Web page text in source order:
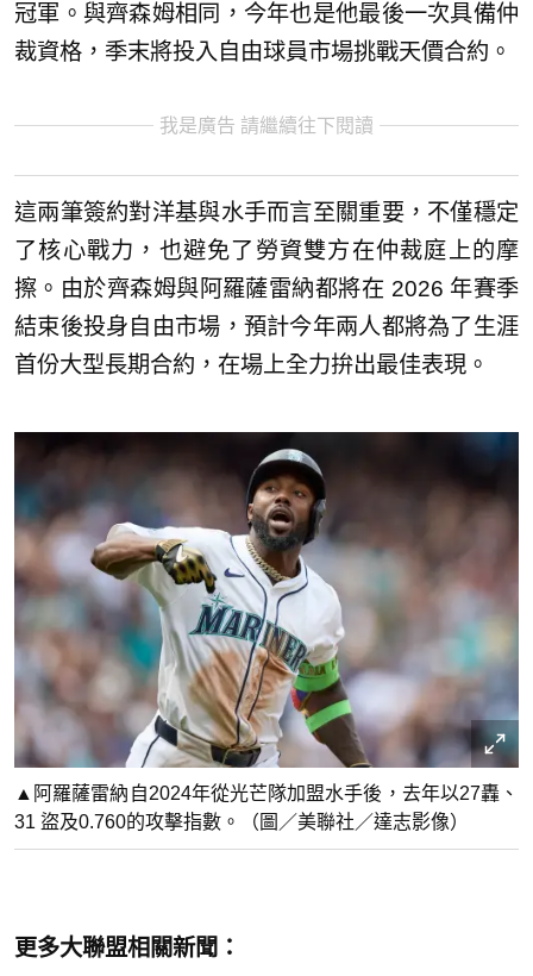
冠軍。與齊森姆相同，今年也是他最後一次具備仲
裁資格，季末將投入自由球員市場挑戰天價合約。
我是廣告 請繼續往下閱讀
這兩筆簽約對洋基與水手而言至關重要，不僅穩定
了核心戰力，也避免了勞資雙方在仲裁庭上的摩
擦。由於齊森姆與阿羅薩雷納都將在 2026 年賽季
結束後投身自由市場，預計今年兩人都將為了生涯
首份大型長期合約，在場上全力拚出最佳表現。
▲阿羅薩雷納自2024年從光芒隊加盟水手後，去年以27轟、
31 盜及0.760的攻擊指數。（圖／美聯社／達志影像）
更多大聯盟相關新聞：